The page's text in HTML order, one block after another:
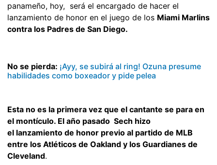
panameño, hoy, será el encargado de hacer el
lanzamiento de honor en el juego de los Miami Marlins
contra los Padres de San Diego.
No se pierda: ¡Ayy, se subirá al ring! Ozuna presume
habilidades como boxeador y pide pelea
Esta no es la primera vez que el cantante se para en
el montículo. El año pasado Sech hizo
el lanzamiento de honor previo al partido de MLB
entre los Atléticos de Oakland y los Guardianes de
Cleveland.